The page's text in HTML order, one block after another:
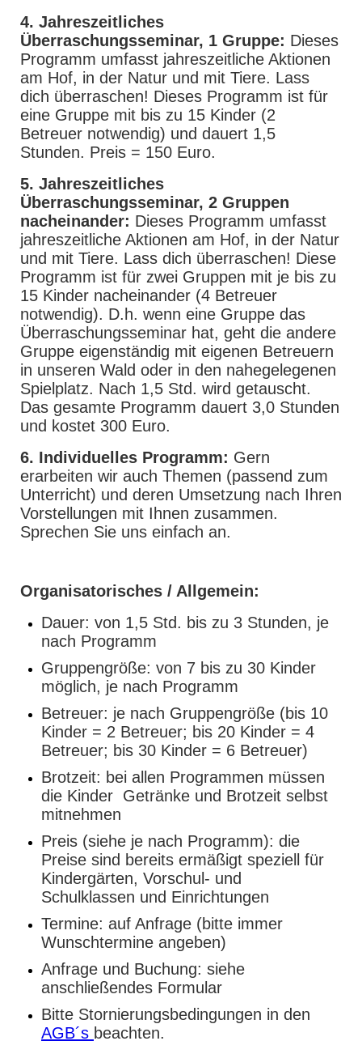
4. Jahreszeitliches
Überraschungsseminar, 1 Gruppe: Dieses
Programm umfasst jahreszeitliche Aktionen
am Hof, in der Natur und mit Tiere. Lass
dich überraschen! Dieses Programm ist für
eine Gruppe mit bis zu 15 Kinder (2
Betreuer notwendig) und dauert 1,5
Stunden. Preis = 150 Euro.
5. Jahreszeitliches
Überraschungsseminar, 2 Gruppen
nacheinander: Dieses Programm umfasst
jahreszeitliche Aktionen am Hof, in der Natur
und mit Tiere. Lass dich überraschen! Diese
Programm ist für zwei Gruppen mit je bis zu
15 Kinder nacheinander (4 Betreuer
notwendig). D.h. wenn eine Gruppe das
Überraschungsseminar hat, geht die andere
Gruppe eigenständig mit eigenen Betreuern
in unseren Wald oder in den nahegelegenen
Spielplatz. Nach 1,5 Std. wird getauscht.
Das gesamte Programm dauert 3,0 Stunden
und kostet 300 Euro.
6. Individuelles Programm: Gern
erarbeiten wir auch Themen (passend zum
Unterricht) und deren Umsetzung nach Ihren
Vorstellungen mit Ihnen zusammen.
Sprechen Sie uns einfach an.
Organisatorisches / Allgemein:
Dauer: von 1,5 Std. bis zu 3 Stunden, je
nach Programm
Gruppengröße: von 7 bis zu 30 Kinder
möglich, je nach Programm
Betreuer: je nach Gruppengröße (bis 10
Kinder = 2 Betreuer; bis 20 Kinder = 4
Betreuer; bis 30 Kinder = 6 Betreuer)
Brotzeit: bei allen Programmen müssen
die Kinder Getränke und Brotzeit selbst
mitnehmen
Preis (siehe je nach Programm): die
Preise sind bereits ermäßigt speziell für
Kindergärten, Vorschul- und
Schulklassen und Einrichtungen
Termine: auf Anfrage (bitte immer
Wunschtermine angeben)
Anfrage und Buchung: siehe
anschließendes Formular
Bitte Stornierungsbedingungen in den
AGB´s beachten.